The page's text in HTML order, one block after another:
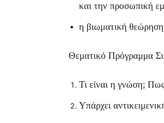
και την προσωπική
η βιωματική
Θεματικό Πρόγραμμα
Τι είναι η γνώση;
Υπάρχει